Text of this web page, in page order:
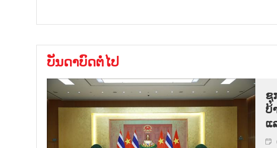
ບັນດາບົດຕໍ່ໄປ
ຊຸ
ບ້
ແ